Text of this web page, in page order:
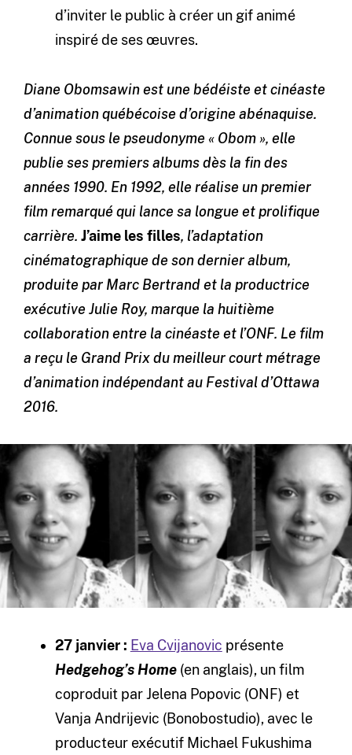
d’inviter le public à créer un gif animé
inspiré de ses œuvres.
Diane Obomsawin est une bédéiste et cinéaste
d’animation québécoise d’origine abénaquise.
Connue sous le pseudonyme « Obom », elle
publie ses premiers albums dès la fin des
années 1990. En 1992, elle réalise un premier
film remarqué qui lance sa longue et prolifique
carrière. J’aime les filles, l’adaptation
cinématographique de son dernier album,
produite par Marc Bertrand et la productrice
exécutive Julie Roy, marque la huitième
collaboration entre la cinéaste et l’ONF. Le film
a reçu le Grand Prix du meilleur court métrage
d’animation indépendant au Festival d’Ottawa
2016.
27 janvier : Eva Cvijanovic présente
Hedgehog’s Home (en anglais), un film
coproduit par Jelena Popovic (ONF) et
Vanja Andrijevic (Bonobostudio), avec le
producteur exécutif Michael Fukushima